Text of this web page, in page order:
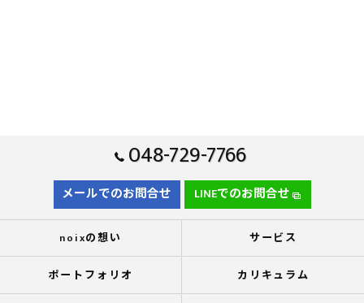
048-729-7766
メールでのお問合せ LINEでのお問合せ
noixの想い サービス
ポートフォリオ カリキュラム